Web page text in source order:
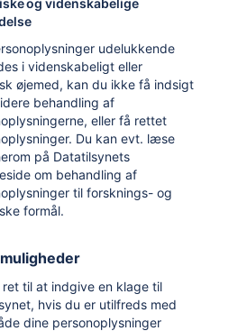
og videnskabelige
udelukkende
i videnskabeligt eller
øjemed, kan du ikke få indsigt
behandling af
eller få rettet
Du kan evt. læse
på Datatilsynets
om behandling af
til forsknings- og
formål.
ret til at indgive en klage til
hvis du er utilfreds med
dine personoplysninger